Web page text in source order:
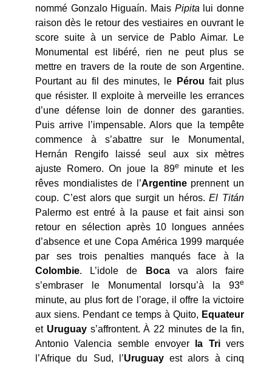
nommé Gonzalo Higuaín. Mais Pipita lui donne
raison dès le retour des vestiaires en ouvrant le
score suite à un service de Pablo Aimar. Le
Monumental est libéré, rien ne peut plus se
mettre en travers de la route de son Argentine.
Pourtant au fil des minutes, le
Pérou fait plus
que résister. Il exploite à merveille les errances
d’une défense loin de donner des garanties.
Puis arrive l’impensable. Alors que la tempête
commence à s’abattre sur le Monumental,
Hernán Rengifo laissé seul aux six mètres
ajuste Romero. On joue la 89e
minute et les
rêves mondialistes de l’Argentineprennent un
coup. C’est alors que surgit un héros.El Titán
Palermo est entré à la pause et fait ainsi son
retour en sélection après 10 longues années
d’absence et une Copa América 1999 marquée
par ses trois penalties manqués face à la
Colombie. L’idole de Bocava alors faire
s’embraser le Monumental lorsqu’à la 93e
minute, au plus fort de l’orage, il offre la victoire
aux siens. Pendant ce temps à Quito, Equateur
et Uruguays’affrontent. À 22 minutes de la fin,
Antonio Valencia semble envoyer
la Trivers
l’Afrique du Sud, l’Uruguayest alors à cinq